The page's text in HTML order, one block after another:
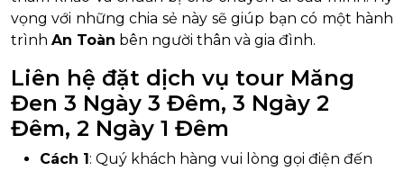
vọng với những chia sẻ này sẽ giúp bạn có một hành
trình An Toàn bên người thân và gia đình.
Liên hệ đặt dịch vụ tour Măng
Đen 3 Ngày 3 Đêm, 3 Ngày 2
Đêm, 2 Ngày 1 Đêm
Cách 1 : Quý khách hàng vui lòng gọi điện đến